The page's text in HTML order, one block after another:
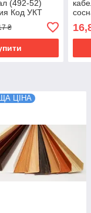
(492-52)
Код УКТ
₴
ЦІНА